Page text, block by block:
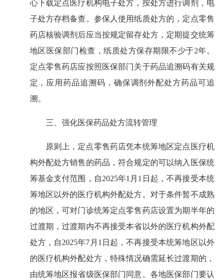
心下载定点医疗机构电子处方，按处方进行调剂，电
子处方存档备查。参保人使用纸质处方的，定点零售
药店核验调剂后应当按规定留存处方，定期提交统筹
地区医保部门检查，纸质处方保存期限不少于2年。
定点零售药店应按照医保部门关于药品追溯码有关规
定，应用药品追溯码，确保调剂外配处方药品可追
溯。
三、强化医保药品处方流转管理
原则上，定点零售药店凭本统筹地区定点医疗机
构外配处方销售的药品，符合规定的可以纳入医保统
筹基金支付范围，自2025年1月1日起，不再接受本统
筹地区以外的医疗机构外配处方。对于条件暂不成熟
的地区，可对门诊统筹定点零售药店设置为期半年的
过渡期，过渡期内不再接受本省以外的医疗机构外配
处方，自2025年7月1日起，不再接受本统筹地区以外
的医疗机构外配处方，特殊情况确需延长过渡期的，
由统筹地区报省级医保部门同意。各地医保部门要认